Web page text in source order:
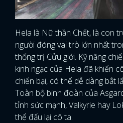
Hela là Nữ thần Chết, là con
người đóng vai trò lớn nhất
thống trị Cửu giới. Kỹ năng
kinh ngạc của Hela đã khiến
chiến bại, có thể dễ dàng bắt
Toàn bộ binh đoàn của
tỉnh sức mạnh, Valkyrie hay
thể đấu lại cô ta.